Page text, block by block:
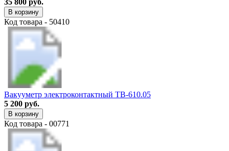
В корзину
Код товара - 50410
Вакууметр электроконтактный ТВ-610.05
5 200 руб.
В корзину
Код товара - 00771